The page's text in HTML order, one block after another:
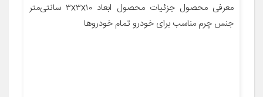
معرفی محصول جزئیات محصول ابعاد ۳x۳x۱۰ سانتی‌متر
جنس چرم مناسب برای خودرو تمام خودروها